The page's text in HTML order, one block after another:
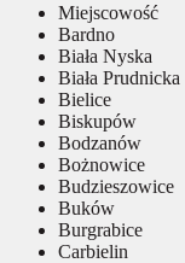
Miejscowość
Bardno
Biała Nyska
Biała Prudnicka
Bielice
Biskupów
Bodzanów
Bożnowice
Budzieszowice
Buków
Burgrabice
Carbielin